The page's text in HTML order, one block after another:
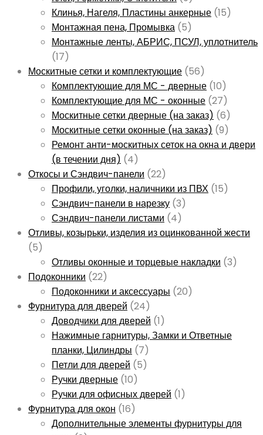
Клинья, Нагеля, Пластины анкерные (15)
Монтажная пена, Промывка (5)
Монтажные ленты, АБРИС, ПСУЛ, уплотнитель
(17)
Москитные сетки и комплектующие (56)
Комплектующие для МС - дверные (10)
Комплектующие для МС - оконные (27)
Москитные сетки дверные (на заказ) (6)
Москитные сетки оконные (на заказ) (9)
Ремонт анти-москитных сеток на окна и двери
(в течении дня) (4)
Откосы и Сэндвич-панели (22)
Профили, уголки, наличники из ПВХ (15)
Сэндвич-панели в нарезку (3)
Сэндвич-панели листами (4)
Отливы, козырьки, изделия из оцинкованной жести
(5)
Отливы оконные и торцевые накладки (3)
Подоконники (22)
Подоконники и аксессуары (20)
Фурнитура для дверей (24)
Доводчики для дверей (1)
Нажимные гарнитуры, Замки и Ответные
планки, Цилиндры (7)
Петли для дверей (5)
Ручки дверные (10)
Ручки для офисных дверей (1)
Фурнитура для окон (16)
Дополнительные элементы фурнитуры для